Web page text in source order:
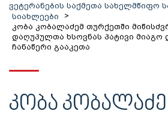
ვეტერანების საქმეთა სახელმწიფო
სიახლეები
>
კობა კობალაძემ თურქეთში
დაღუპულთა ხსოვნას პატივი მიაგო
ჩანაწერი გააკეთა
ᲙᲝᲑᲐ